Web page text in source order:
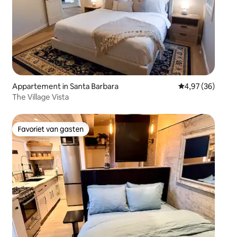
Appartement in Santa Barbara Gemiddelde
4,97 (36)
The Village Vista
Favoriet van gasten
Favoriet van gasten